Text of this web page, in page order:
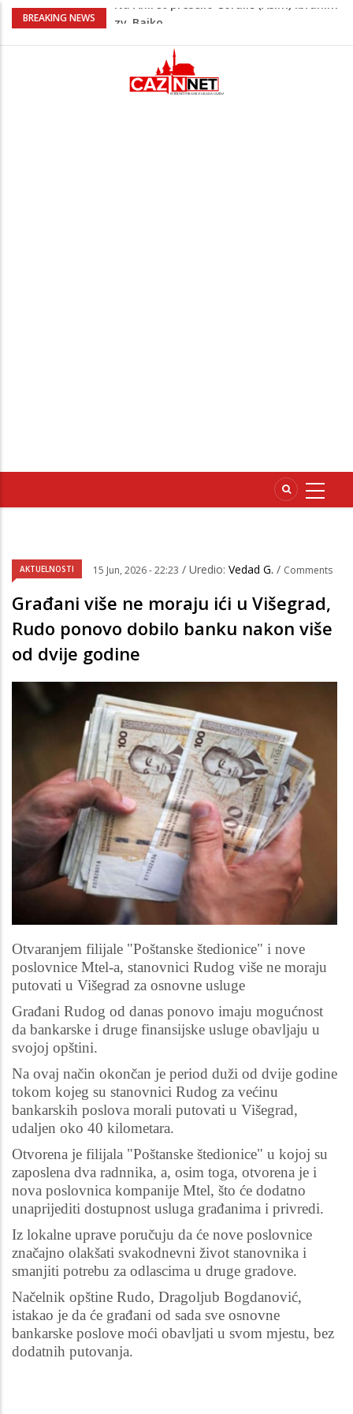
BREAKING NEWS
Nakon velikih vrućina u BiH stiže kiša
zapošljavanje i očuvanje radnih mjesta
Dok Evropa ostavlja cigarete, Hrvati
puše sve više: Treći su u cijeloj EU
AKTUELNOSTI 15 Jun, 2026 - 22:23 / Uredio: Vedad G. / Comments
Građani više ne moraju ići u Višegrad,
Rudo ponovo dobilo banku nakon više
od dvije godine
Otvaranjem filijale "Poštanske štedionice" i nove
poslovnice Mtel-a, stanovnici Rudog više ne moraju
putovati u Višegrad za osnovne usluge
Građani Rudog od danas ponovo imaju mogućnost
da bankarske i druge finansijske usluge obavljaju u
svojoj opštini.
Na ovaj način okončan je period duži od dvije godine
tokom kojeg su stanovnici Rudog za većinu
bankarskih poslova morali putovati u Višegrad,
udaljen oko 40 kilometara.
Otvorena je filijala "Poštanske štedionice" u kojoj su
zaposlena dva radnnika, a, osim toga, otvorena je i
nova poslovnica kompanije Mtel, što će dodatno
unaprijediti dostupnost usluga građanima i privredi.
Iz lokalne uprave poručuju da će nove poslovnice
značajno olakšati svakodnevni život stanovnika i
smanjiti potrebu za odlascima u druge gradove.
Načelnik opštine Rudo, Dragoljub Bogdanović,
istakao je da će građani od sada sve osnovne
bankarske poslove moći obavljati u svom mjestu, bez
dodatnih putovanja.